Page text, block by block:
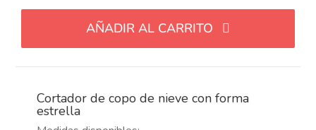
de
nieve
con
estrella
AÑADIR AL CARRITO
Cortador de copo de nieve con forma
estrella